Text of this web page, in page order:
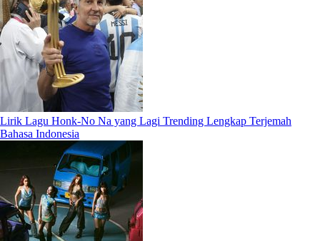
Lirik Lagu Honk-No Na yang Lagi Trending Lengkap Terjemah
Bahasa Indonesia